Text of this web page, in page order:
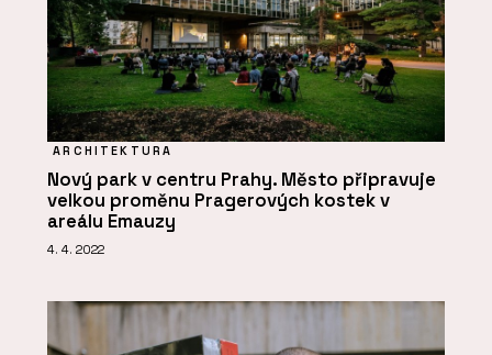
ARCHITEKTURA
Nový park v centru Prahy. Město připravuje
velkou proměnu Pragerových kostek v
areálu Emauzy
4. 4. 2022